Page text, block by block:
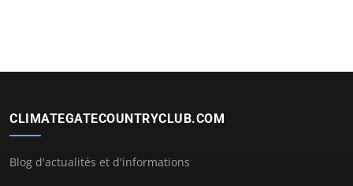
CLIMATEGATECOUNTRYCLUB.COM
Blog d'actualités et d'informations